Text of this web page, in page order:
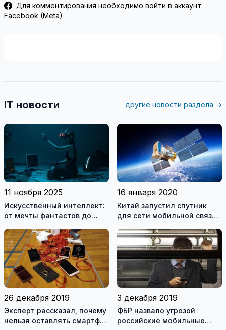
Для комментирования необходимо войти в аккаунт
Facebook (Meta)
IT новости другие новости раздела →
11 ноября 2025
Искусственный интеллект:
от мечты фантастов до
16 января 2020
Китай запустил спутник
для сети мобильной связи
26 декабря 2019
Эксперт рассказал, почему
нельзя оставлять смартфон
3 декабря 2019
ФБР назвало угрозой
российские мобильные